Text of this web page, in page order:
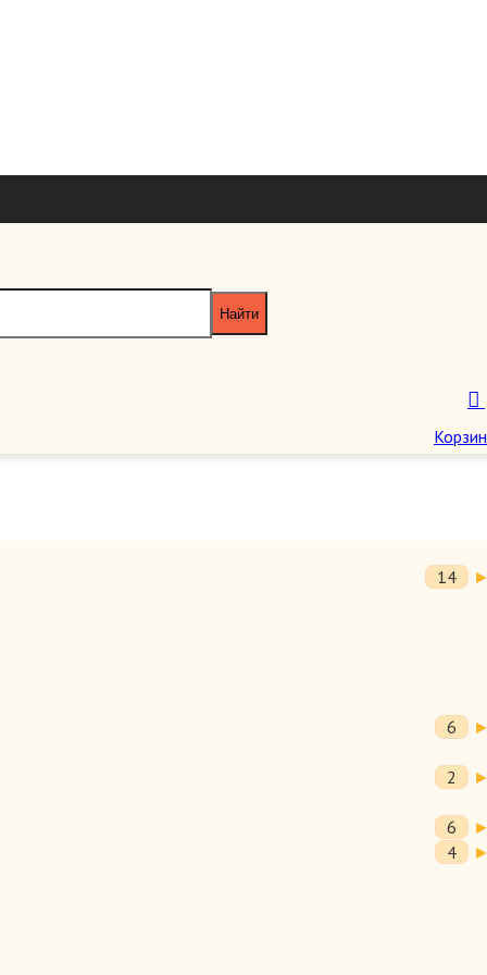
Пн-Пт 11:00 - 20:00 Сб-Вс 12:00 -
14
6
2
6
4